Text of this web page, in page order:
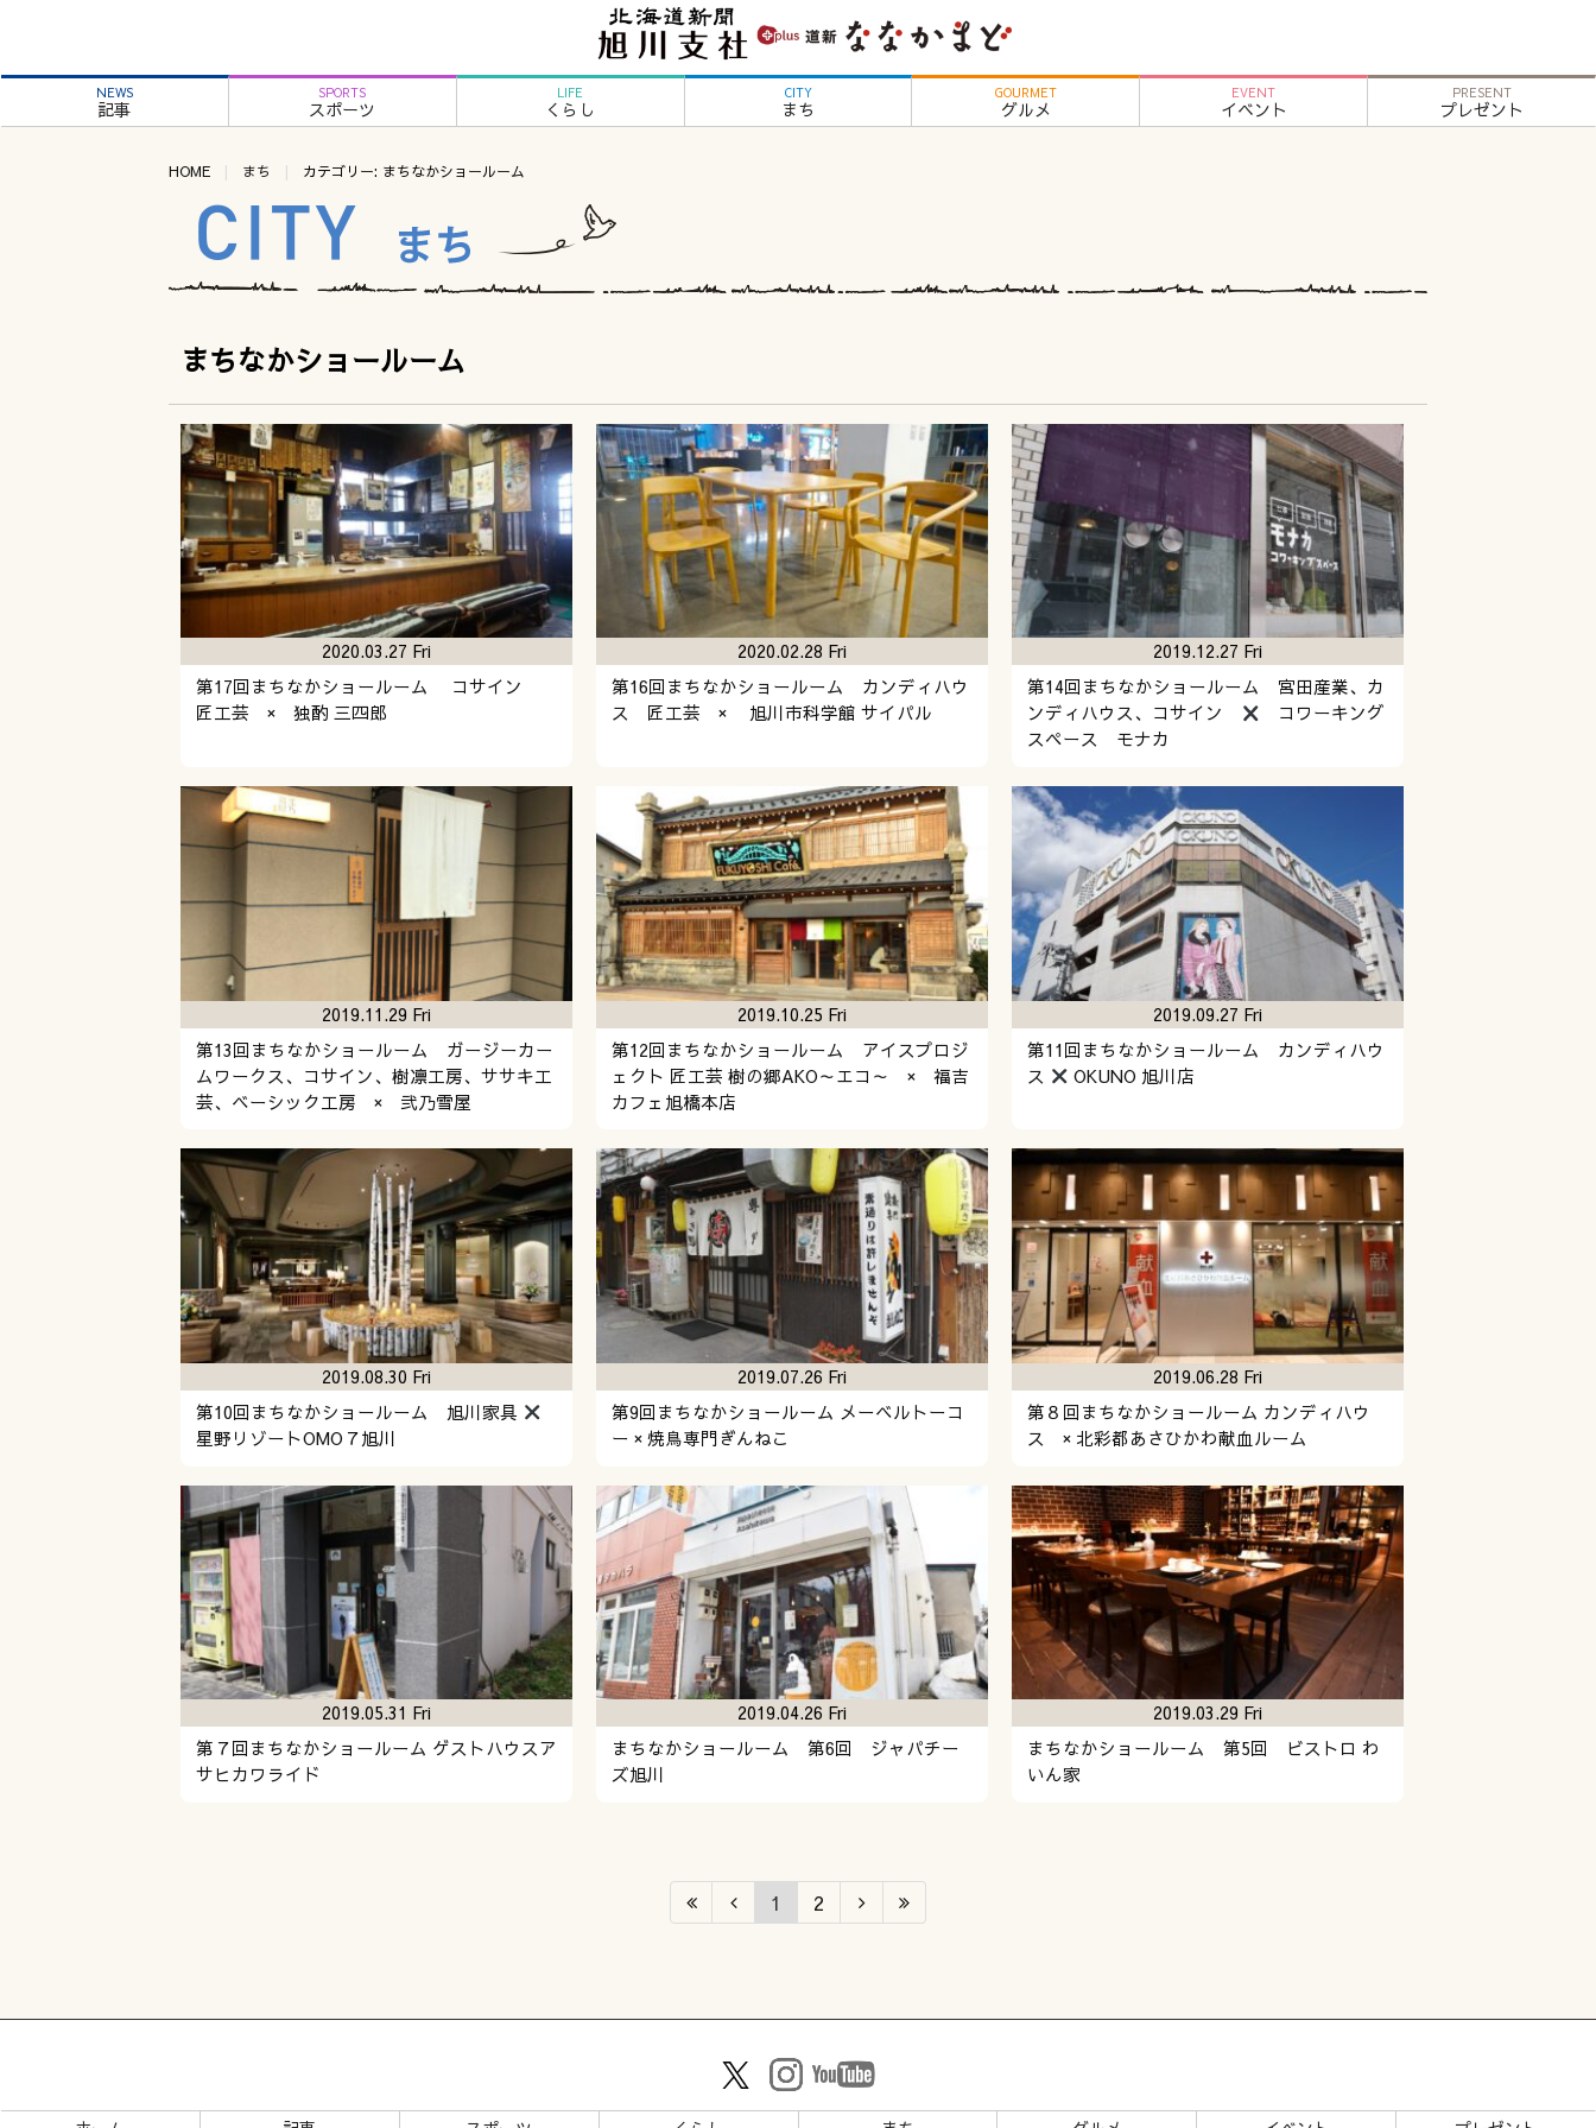
NEWS
記事
SPORTS
スポーツ
LIFE
くらし
CITY
まち
GOURMET
グルメ
EVENT
イベント
PRESENT
プレゼント
HOME まち カテゴリー: まちなかショールーム
まちなかショールーム
第17回まちなかショールーム コサイン
匠工芸 × 独酌 三四郎
2020.03.27 Fri
第16回まちなかショールーム カンディハウ
ス 匠工芸 × 旭川市科学館 サイパル
2020.02.28 Fri
第14回まちなかショールーム 宮田産業、カ
ンディハウス、コサイン
コワーキング
スペース モナカ
2019.12.27 Fri
第13回まちなかショールーム ガージーカー
ムワークス、コサイン、樹凛工房、ササキ工
芸、ベーシック工房 × 弐乃雪屋
2019.11.29 Fri
第12回まちなかショールーム アイスプロジ
ェクト 匠工芸 樹の郷AKO～エコ～ × 福吉
カフェ旭橋本店
2019.10.25 Fri
第11回まちなかショールーム カンディハウ
ス
OKUNO 旭川店
2019.09.27 Fri
第10回まちなかショールーム 旭川家具
星野リゾートOMO７旭川
2019.08.30 Fri
第9回まちなかショールーム メーベルトーコ
ー × 焼鳥専門ぎんねこ
2019.07.26 Fri
第８回まちなかショールーム カンディハウ
ス × 北彩都あさひかわ献血ルーム
2019.06.28 Fri
第７回まちなかショールーム ゲストハウスア
サヒカワライド
2019.05.31 Fri
まちなかショールーム 第6回 ジャパチー
ズ旭川
2019.04.26 Fri
まちなかショールーム 第5回 ビストロ わ
いん家
2019.03.29 Fri
1 2